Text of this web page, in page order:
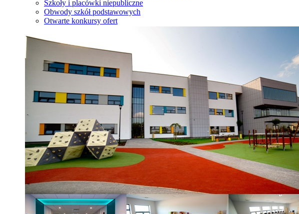
Szkoły i placówki niepubliczne
Obwody szkół podstawowych
Otwarte konkursy ofert